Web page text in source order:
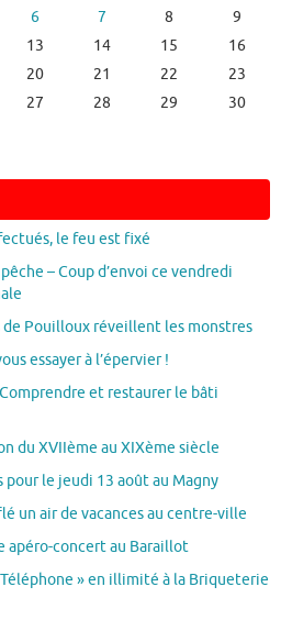
6 7 8
9
13 14 15
16
20 21 22
23
27 28 29
30
le feu est fixé
– Coup d’envoi ce vendredi
de Pouilloux réveillent les monstres
essayer à l’épervier !
et restaurer le bâti
du XVIIème au XIXème siècle
pour le jeudi 13 août au Magny
un air de vacances au centre-ville
apéro-concert au Baraillot
» en illimité à la Briqueterie